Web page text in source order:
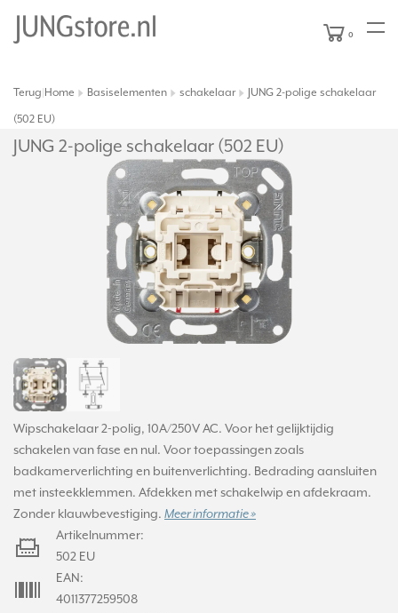
0
Terug Home Basiselementen schakelaar
JUNG 2-polige schakelaar
(502 EU)
JUNG 2-polige schakelaar (502 EU)
Wipschakelaar 2-polig, 10A/250V AC. Voor het gelijktijdig
schakelen van fase en nul. Voor toepassingen zoals
badkamerverlichting en buitenverlichting. Bedrading aansluiten
met insteekklemmen. Afdekken met schakelwip en afdekraam.
Zonder klauwbevestiging. Meer informatie »
Artikelnummer:
502 EU
EAN:
4011377259508